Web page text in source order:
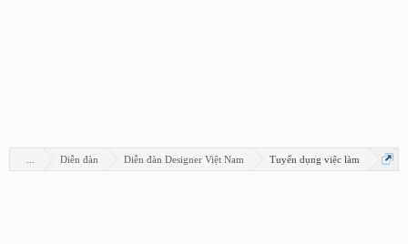
Diễn đàn Diễn đàn Designer Việt Nam Tuyển dụng việc làm